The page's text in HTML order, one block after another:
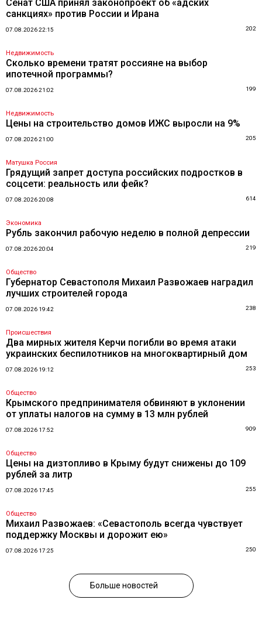
Сенат США принял законопроект об «адских
санкциях» против России и Ирана
07.08.2026 22:15 202
Недвижимость
Сколько времени тратят россияне на выбор
ипотечной программы?
07.08.2026 21:02 199
Недвижимость
Цены на строительство домов ИЖС выросли на 9%
07.08.2026 21:00 205
Матушка Россия
Грядущий запрет доступа российских подростков в
соцсети: реальность или фейк?
07.08.2026 20:08 614
Экономика
Рубль закончил рабочую неделю в полной депрессии
07.08.2026 20:04 219
Общество
Губернатор Севастополя Михаил Развожаев наградил
лучших строителей города
07.08.2026 19:42 238
Происшествия
Два мирных жителя Керчи погибли во время атаки
украинских беспилотников на многоквартирный дом
07.08.2026 19:12 253
Общество
Крымского предпринимателя обвиняют в уклонении
от уплаты налогов на сумму в 13 млн рублей
07.08.2026 17:52 909
Общество
Цены на дизтопливо в Крыму будут снижены до 109
рублей за литр
07.08.2026 17:45 255
Общество
Михаил Развожаев: «Севастополь всегда чувствует
поддержку Москвы и дорожит ею»
07.08.2026 17:25 250
Больше новостей